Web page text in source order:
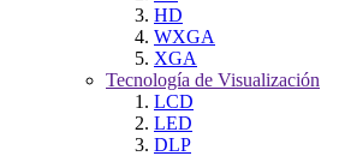
HD
WXGA
XGA
Tecnología de Visualización
LCD
LED
DLP